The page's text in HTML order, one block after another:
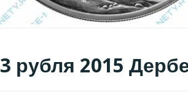
3 рубля 2015